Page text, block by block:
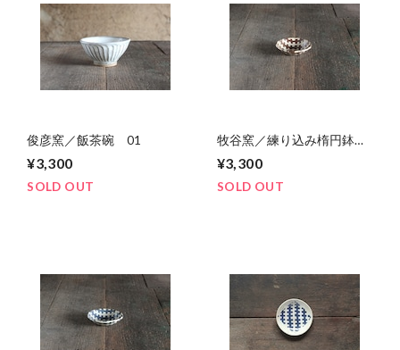
俊彦窯／飯茶碗 01
¥3,300
SOLD OUT
牧谷窯／練り込み楕円鉢
¥3,300
SOLD OUT